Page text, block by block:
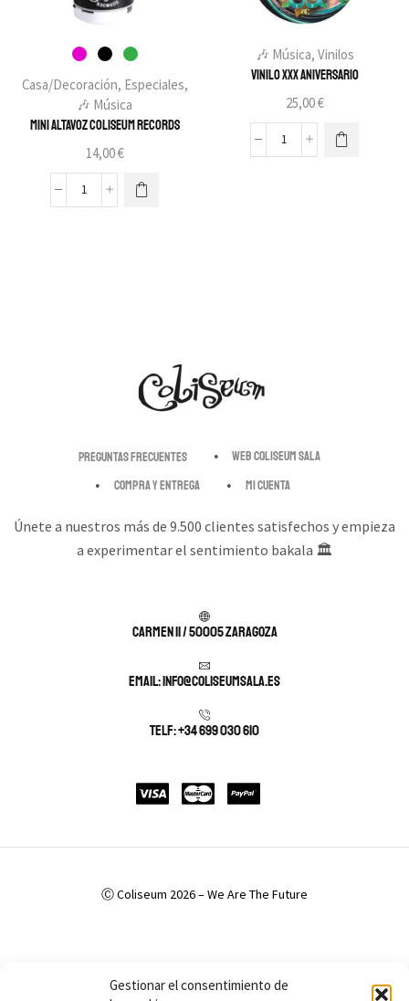
Gestionar el consentimiento de
Casa/Decoración, Especiales,
🎶 Música
Mini Altavoz Coliseum Records
14,00€
🎶 Música, Vinilos
Vinilo XXX Aniversario
25,00€
Preguntas Frecuentes
Web Coliseum Sala
Compra y entrega
Mi cuenta
Únete a nuestros más de 9.500 clientes satisfechos y empieza
a experimentar el sentimiento bakala 🏛️
Carmen 11 / 50005 Zaragoza
Email: info@coliseumsala.es
Telf: +34 699 030 610
Ⓒ Coliseum 2026 – We Are The Future